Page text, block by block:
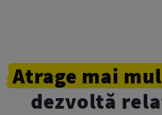
Atrage mai
dezvoltă